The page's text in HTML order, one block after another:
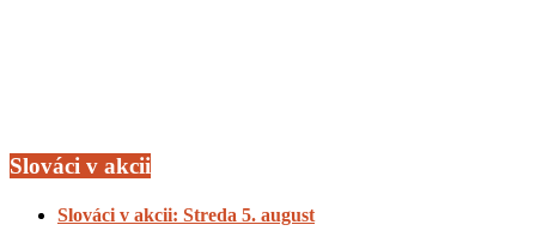
Slováci v akcii
Slováci v akcii: Streda 5. august